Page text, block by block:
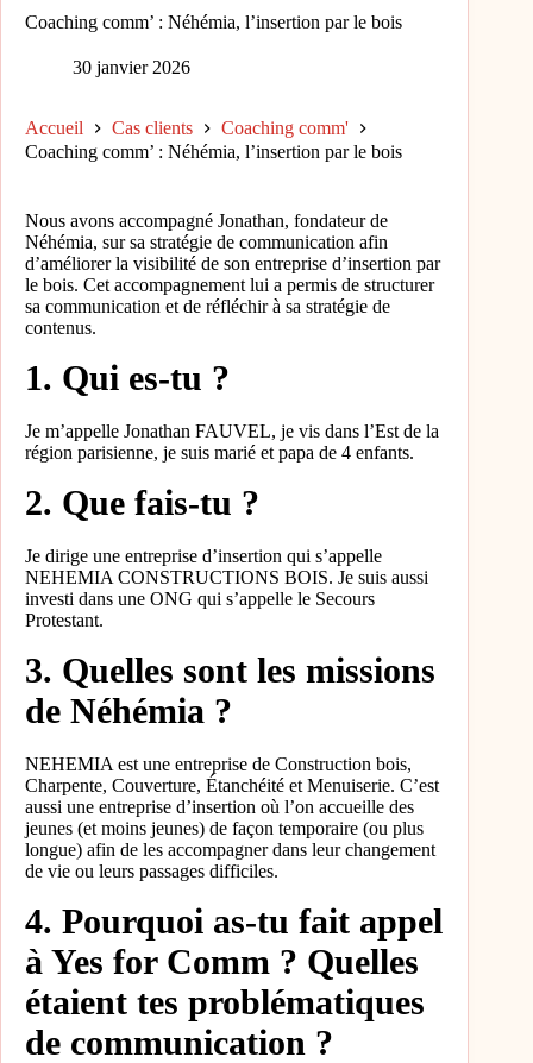
Coaching comm’ : Néhémia, l’insertion par le bois
30 janvier 2026
Accueil Cas clients
Coaching comm'
Coaching comm’ : Néhémia, l’insertion par le bois
Nous avons accompagné Jonathan, fondateur de
Néhémia, sur sa stratégie de communication afin
d’améliorer la visibilité de son entreprise d’insertion par
le bois. Cet accompagnement lui a permis de structurer
sa communication et de réfléchir à sa stratégie de
contenus.
1. Qui es-tu ?
Je m’appelle Jonathan FAUVEL, je vis dans l’Est de la
région parisienne, je suis marié et papa de 4 enfants.
2. Que fais-tu ?
Je dirige une entreprise d’insertion qui s’appelle
NEHEMIA CONSTRUCTIONS BOIS. Je suis aussi
investi dans une ONG qui s’appelle le Secours
Protestant.
3. Quelles sont les missions
de Néhémia ?
NEHEMIA est une entreprise de Construction bois,
Charpente, Couverture, Étanchéité et Menuiserie. C’est
aussi une entreprise d’insertion où l’on accueille des
jeunes (et moins jeunes) de façon temporaire (ou plus
longue) afin de les accompagner dans leur changement
de vie ou leurs passages difficiles.
4. Pourquoi as-tu fait appel
à Yes for Comm ? Quelles
étaient tes problématiques
de communication ?